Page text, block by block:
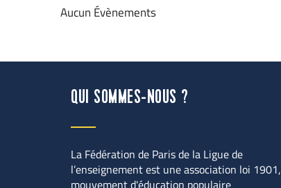
Aucun Évènements
QUI SOMMES-NOUS ?
La Fédération de Paris de la Ligue de
l’enseignement est une association loi 1901,
mouvement d'éducation populaire